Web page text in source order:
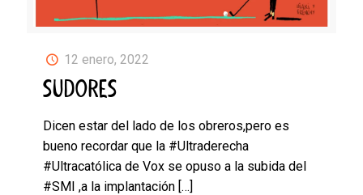
12 enero, 2022
SUDORES
Dicen estar del lado de los obreros,pero es
bueno recordar que la #Ultraderecha
#Ultracatólica de Vox se opuso a la subida del
#SMI ,a la implantación […]